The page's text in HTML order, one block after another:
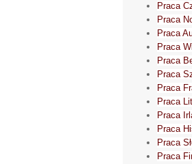
Praca
Praca
Praca
Praca
Praca
Praca
Praca
Praca
Praca
Praca
Praca
Praca